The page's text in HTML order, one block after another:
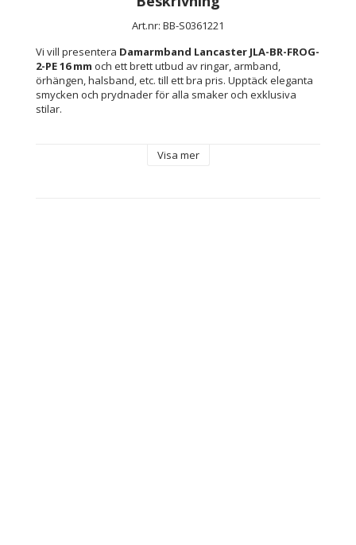
Art.nr: BB-S0361221
Vi vill presentera Damarmband Lancaster JLA-BR-FROG-
2-PE 16 mm och ett brett utbud av ringar, armband,
örhängen, halsband, etc. till ett bra pris. Upptäck eleganta
smycken och prydnader för alla smaker och exklusiva
stilar.
Visa mer